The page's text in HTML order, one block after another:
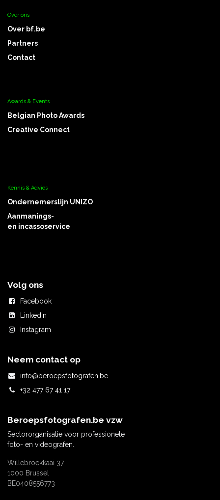
Over ons
Over bf.be
Partners
Contact
Awards & Events
Belgian Photo Awards
Creative Connect
Kennis & Advies
Ondernemerslijn UNIZO
Aanmanings-
en incassoservice
Volg ons
Facebook
LinkedIn
Instagram
Neem contact op
info@beroepsfotografen.be
+32 477 67 41 17
Beroepsfotografen.be vzw
Sectororganisatie voor professionele
foto- en videografen.
Willebroekkaai 37
1000 Brussel
BE0408556773